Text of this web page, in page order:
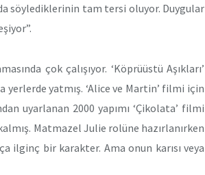
söylediklerinin tam tersi oluyor. Duygular
çok çalışıyor. ‘Köprüüstü Aşıkları’
yerlerde yatmış. ‘Alice ve Martin’ filmi için
uyarlanan 2000 yapımı ‘Çikolata’ filmi
Matmazel Julie rolüne hazırlanırken
ilginç bir karakter. Ama onun karısı veya